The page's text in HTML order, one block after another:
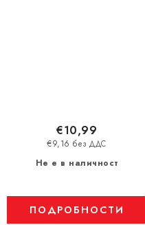
Не е в наличност
€9,16 без ДДС
€10,99
ПОДРОБНОСТИ